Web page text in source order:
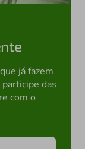
já fazem
das
com o